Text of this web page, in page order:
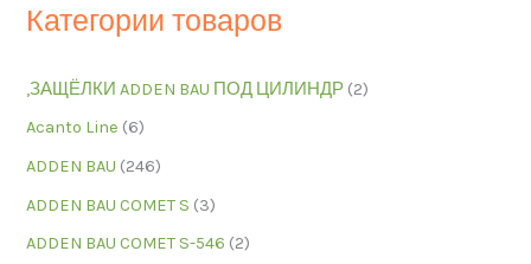
Категории товаров
,ЗАЩЁЛКИ ADDEN BAU ПОД ЦИЛИНДР (2)
Acanto Line (6)
ADDEN BAU (246)
ADDEN BAU COMET S (3)
ADDEN BAU COMET S-546 (2)